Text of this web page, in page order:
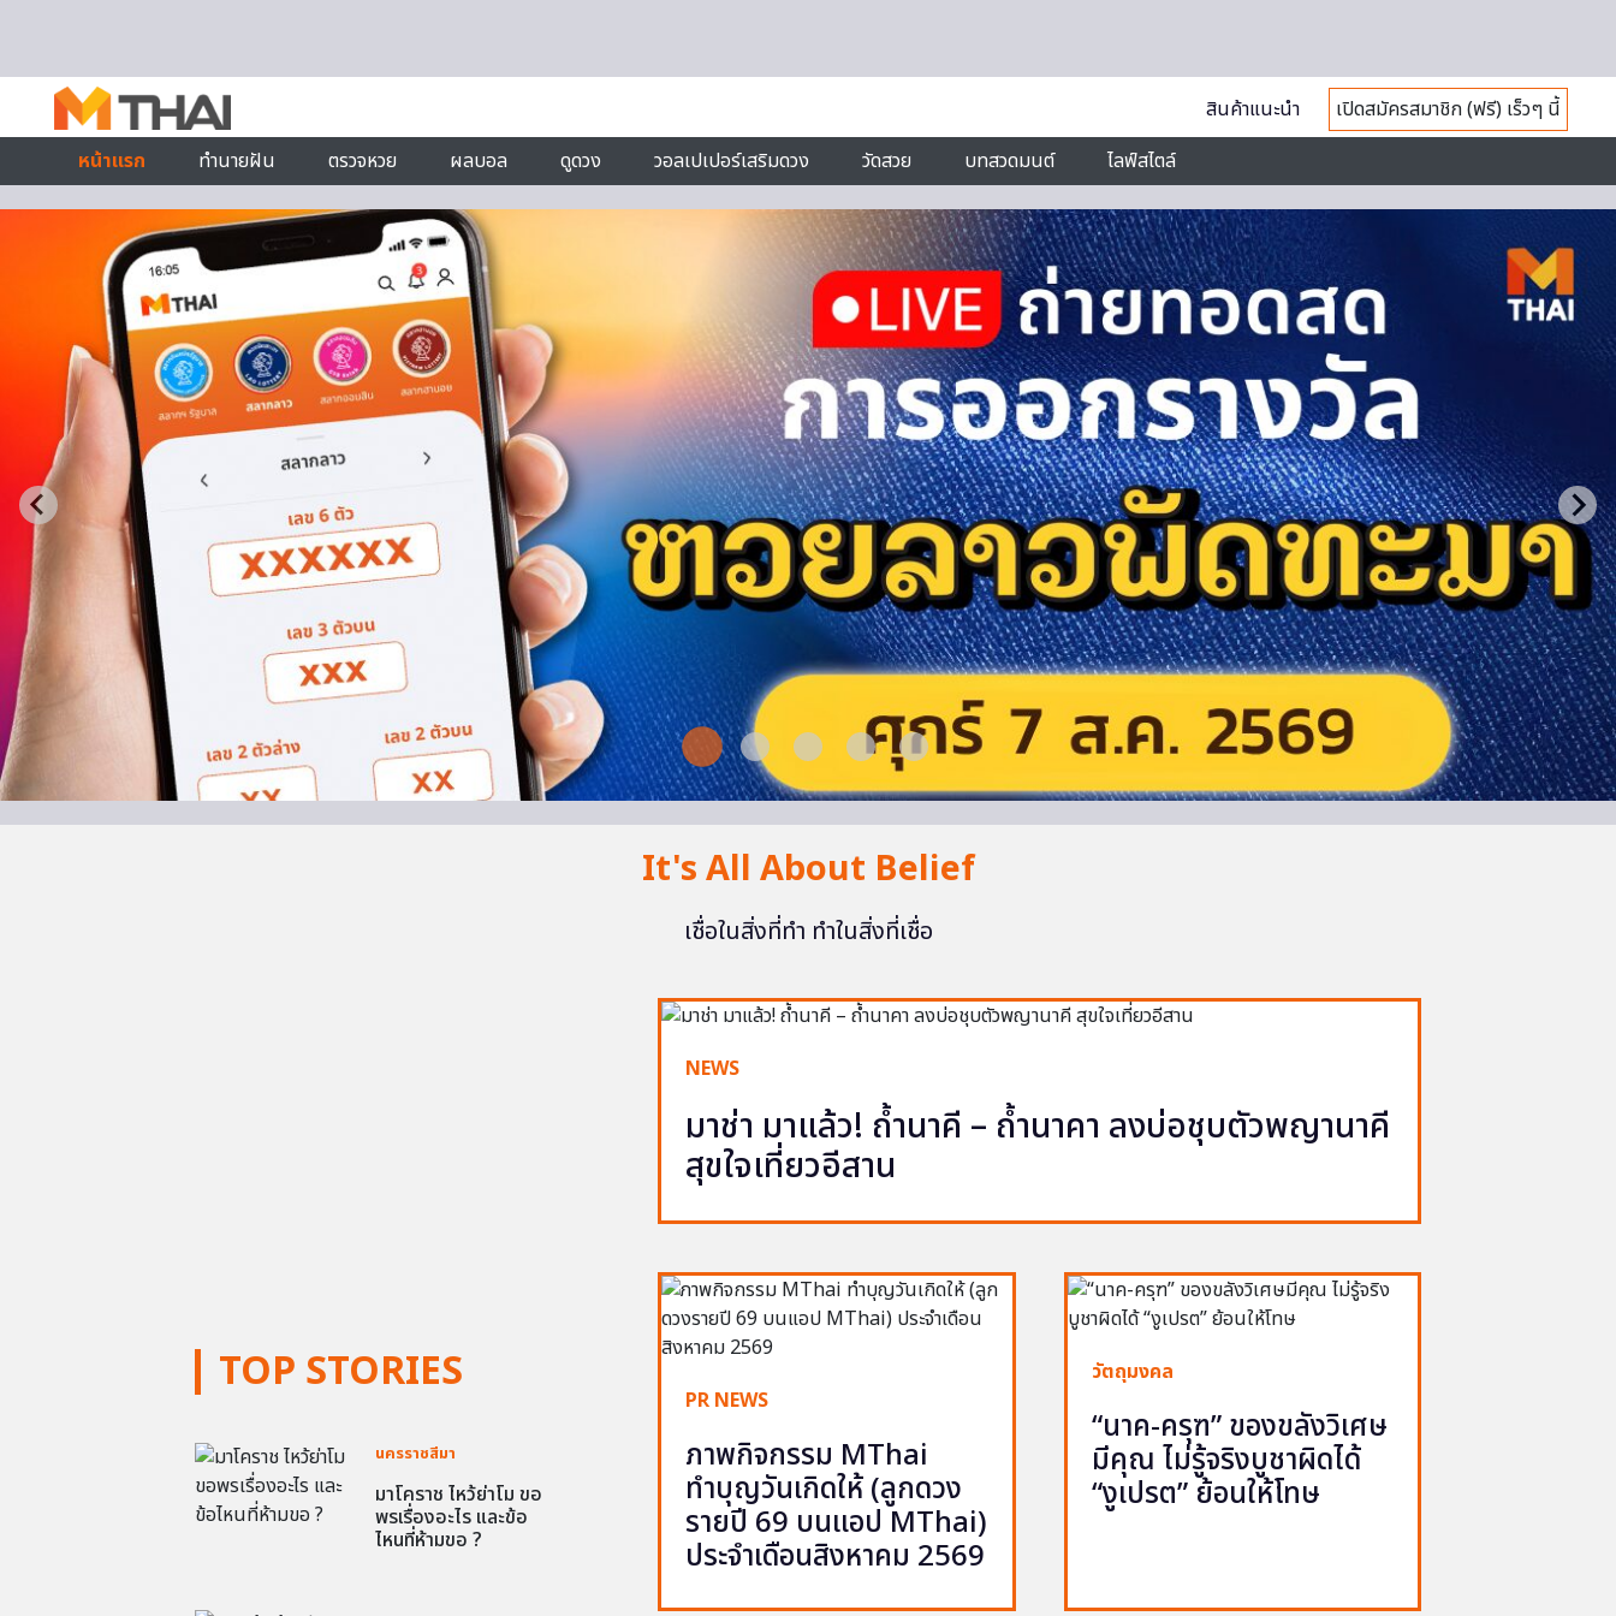
สินค้าแนะนำ
เปิดสมัครสมาชิก (ฟรี) เร็วๆ นี้
หน้าแรก
ทำนายฝัน ตรวจหวย ผลบอล ดูดวง วอลเปเปอร์เสริมดวง วัดสวย บทสวดมนต์ ไลฟ์สไตล์
It's All About Belief
เชื่อในสิ่งที่ทำ ทำในสิ่งที่เชื่อ
TOP STORIES
นครราชสีมา
มาโคราช ไหว้ย่าโม ขอ
พรเรื่องอะไร และข้อ
ไหนที่ห้ามขอ ?
NEWS
มาช่า มาแล้ว! ถ้ำนาคี – ถ้ำนาคา ลงบ่อชุบตัวพญานาคี
สุขใจเที่ยวอีสาน
PR NEWS
ภาพกิจกรรม MThai
ทำบุญวันเกิดให้ (ลูกดวง
รายปี 69 บนแอป MThai)
ประจำเดือนสิงหาคม 2569
วัตถุมงคล
“นาค-ครุฑ” ของขลังวิเศษ
มีคุณ ไม่รู้จริงบูชาผิดได้
“งูเปรต” ย้อนให้โทษ